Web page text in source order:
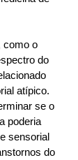
como o
do
atípico.
se o
poderia
sensorial
do